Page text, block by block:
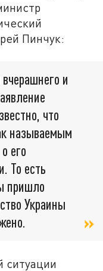
Пинчук:
и
что
называемым
его
То есть
пришло
Украины
ситуации